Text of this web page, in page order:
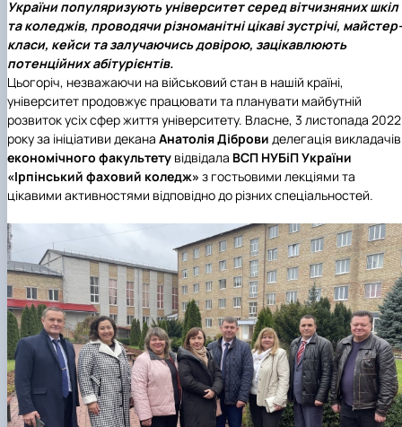
України популяризують університет серед вітчизняних шкіл
та коледжів, проводячи різноманітні цікаві зустрічі, майстер-
класи, кейси та залучаючись довірою, зацікавлюють
потенційних абітурієнтів.
Цьогоріч, незважаючи на військовий стан в нашій країні,
університет продовжує працювати та планувати майбутній
розвиток усіх сфер життя університету. Власне, 3 листопада 2022
року за ініціативи декана Анатолія Діброви делегація викладачів
економічного факультету відвідала ВСП НУБіП України
«Ірпінський фаховий коледж» з гостьовими лекціями та
цікавими активностями відповідно до різних спеціальностей.